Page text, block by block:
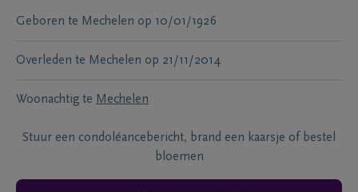
Geboren te Mechelen op 10/01/1926
Overleden te Mechelen op 21/11/2014
Woonachtig te Mechelen
Stuur een condoléancebericht, brand een kaarsje of bestel
bloemen